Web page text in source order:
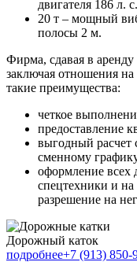
двигателя 186 л.
20 т – мощный
полосы 2 м.
Фирма, сдавая в аренду
заключая отношения на
такие преимущества:
четкое
предоставление
выгодный расчет
сменному
оформление всех
спецтехники и на
разрешение на
Дорожный каток
подробнее+7 (913) 850-